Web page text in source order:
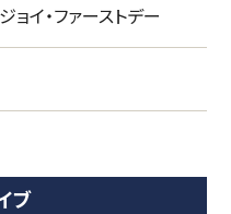
イ・ファーストデー
ブ